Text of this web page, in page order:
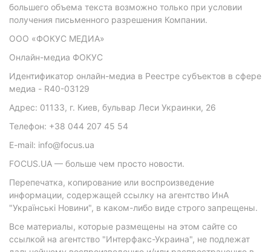
большего объема текста возможно только при условии
получения письменного разрешения Компании.
ООО «ФОКУС МЕДИА»
Онлайн-медиа ФОКУС
Идентификатор онлайн-медиа в Реестре субъектов в сфере
медиа - R40-03129
Адрес: 01133, г. Киев, бульвар Леси Украинки, 26
Телефон: +38 044 207 45 54
E-mail: info@focus.ua
FOCUS.UA — больше чем просто новости.
Перепечатка, копирование или воспроизведение
информации, содержащей ссылку на агентство ИнА
"Українські Новини", в каком-либо виде строго запрещены.
Все материалы, которые размещены на этом сайте со
ссылкой на агентство "Интерфакс-Украина", не подлежат